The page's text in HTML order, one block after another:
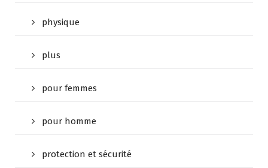
physique
plus
pour femmes
pour homme
protection et sécurité